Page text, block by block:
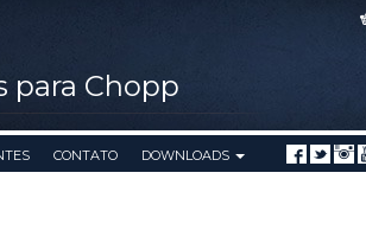
para Chopp
CONTATO DOWNLOADS